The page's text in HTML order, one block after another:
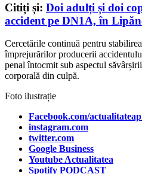
Citiți și: Doi adulți și doi
accident pe DN1A, în
Cercetările continuă pentru
împrejurărilor producerii
penal întocmit sub aspectul săvâr
corporală din culpă.
Foto ilustrație
Facebook.com/
instagram.com
twitter.com
Google Business
Youtube Actualitatea
Spotify PODCAST